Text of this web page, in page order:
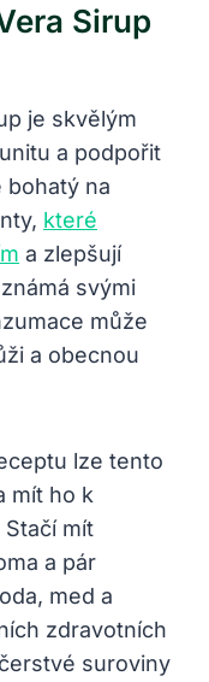
Sirup
je skvělým
a podpořit
bohatý na
které
a zlepšují
svými
může
a obecnou
lze tento
mít ho k
mít
a pár
med a
zdravotních
suroviny